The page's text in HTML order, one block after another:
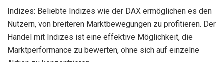
Indizes: Beliebte Indizes wie der DAX ermöglichen es den
Nutzern, von breiteren Marktbewegungen zu profitieren. Der
Handel mit Indizes ist eine effektive Möglichkeit, die
Marktperformance zu bewerten, ohne sich auf einzelne